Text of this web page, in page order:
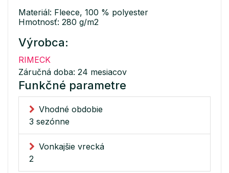
Materiál: Fleece, 100 % polyester
Hmotnosť: 280 g/m2
Výrobca:
RIMECK
Záručná doba: 24 mesiacov
Funkčné parametre
Vhodné obdobie
3 sezónne
Vonkajšie vrecká
2